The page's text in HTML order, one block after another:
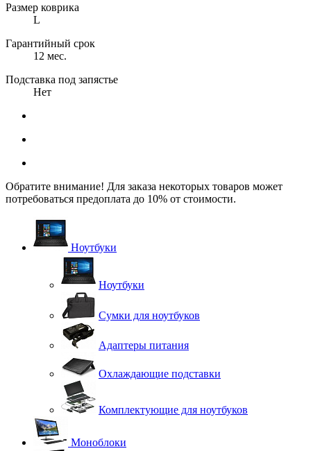
Размер коврика
L
Гарантийный срок
12 мес.
Подставка под запястье
Нет
Обратите внимание! Для заказа некоторых товаров может
потребоваться предоплата до 10% от стоимости.
Ноутбуки
Ноутбуки
Сумки для ноутбуков
Адаптеры питания
Охлаждающие подставки
Комплектующие для ноутбуков
Моноблоки